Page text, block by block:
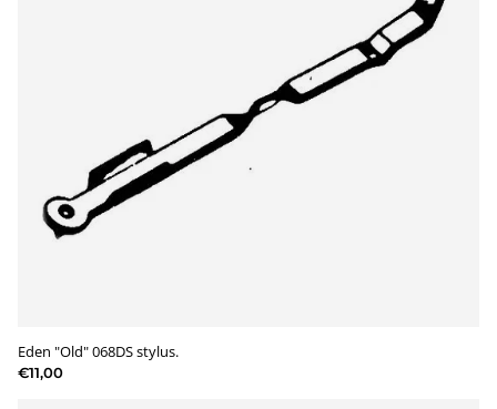
Eden "Old" 068DS stylus.
€11,00